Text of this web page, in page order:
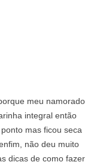
meu namorado
integral então
mas ficou seca
não deu muito
dicas de como fazer